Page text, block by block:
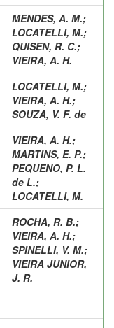
MENDES, A. M.;
LOCATELLI, M.;
QUISEN, R. C.;
VIEIRA, A. H.
LOCATELLI, M.;
VIEIRA, A. H.;
SOUZA, V. F. de
VIEIRA, A. H.;
MARTINS, E. P.;
PEQUENO, P. L.
de L.;
LOCATELLI, M.
ROCHA, R. B.;
VIEIRA, A. H.;
SPINELLI, V. M.;
VIEIRA JUNIOR,
J. R.